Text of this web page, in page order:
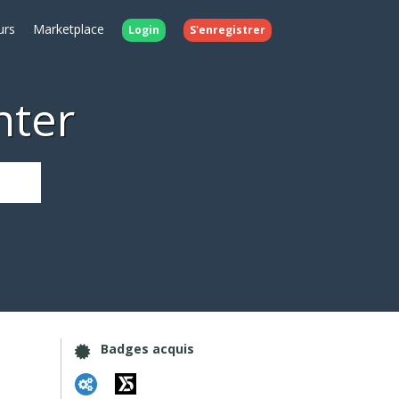
Marketplace Login S'enregistrer
Badges acquis